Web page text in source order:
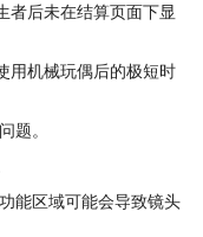
者后未在结算页面下显
用机械玩偶后的极短时
题。
能区域可能会导致镜头